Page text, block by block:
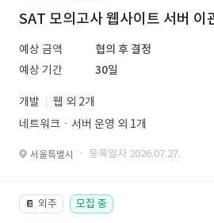
SAT 모의고사 웹사이트 서버 이
예상 금액
협의 후 결정
예상 기간
30일
개발
웹 외 2개
네트워크ㆍ서버 운영 외 1개
서울특별시 · 등록일자 2026.07.27.
📔 외주 모집 중